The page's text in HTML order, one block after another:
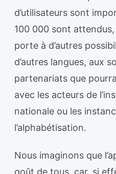
d’utilisateurs sont
100 000 sont
porte à d’autres
d’autres langues, aux
partenariats que
avec les acteurs de
nationale ou les
l’alphabétisation.
Nous imaginons que
goût de tous, car, si